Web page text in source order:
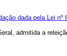
dada pela Lei nº
admitida a